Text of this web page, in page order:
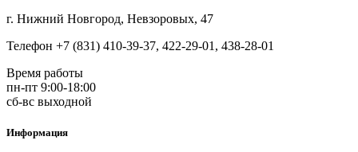
г. Нижний Новгород, Невзоровых, 47
Телефон +7 (831) 410-39-37, 422-29-01, 438-28-01
Время работы
пн-пт 9:00-18:00
сб-вс выходной
Информация